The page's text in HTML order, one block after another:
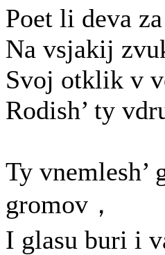
Poet li deva
Na vsjakij
Svoj otklik v
Rodish’ ty
Ty vnemlesh’
gromov，
I glasu buri i